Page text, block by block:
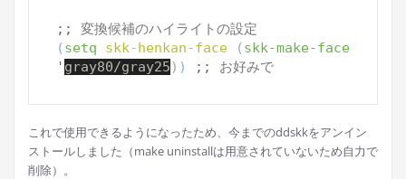
;; 変換候補のハイライトの設定
(setq skk-henkan-face ( skk-make-face
' gray80/gray25 ) ) ;; お好みで
これで使用できるようになったため、今までのddskkをアンイン
ストールしました（make uninstallは用意されていないため自力で
削除）。